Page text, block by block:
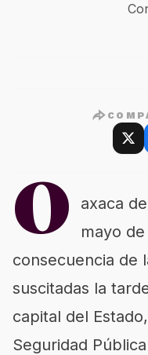
O
axaca
mayo de
consecuencia de
suscitadas la
capital del
Seguridad